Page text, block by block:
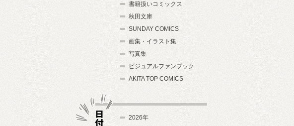
書籍扱いコミックス
秋田文庫
SUNDAY COMICS
画集・イラスト集
写真集
ビジュアルファンブック
AKITA TOP COMICS
2026年